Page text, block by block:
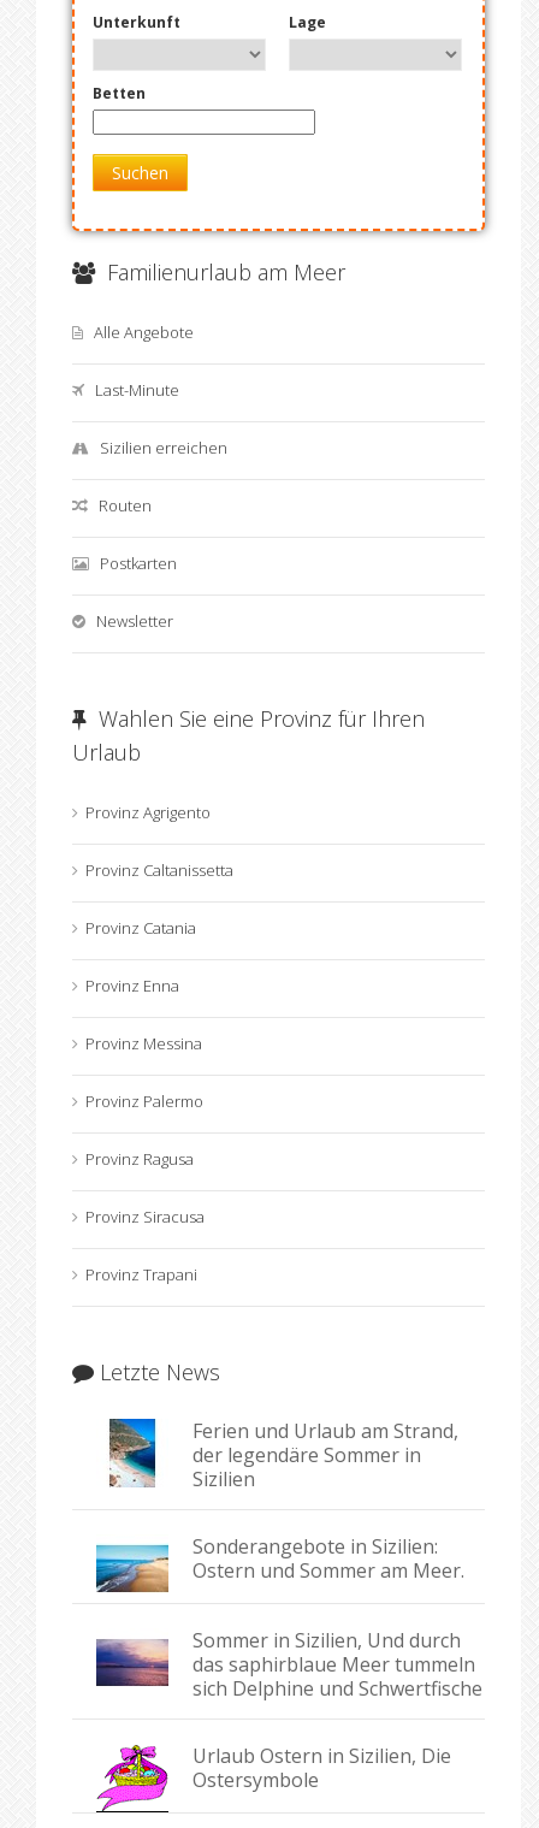
Unterkunft Lage
Betten
Suchen
Familienurlaub am Meer
Alle Angebote
Last-Minute
Sizilien erreichen
Routen
Postkarten
Newsletter
Wahlen Sie eine Provinz für Ihren
Urlaub
Provinz Agrigento
Provinz Caltanissetta
Provinz Catania
Provinz Enna
Provinz Messina
Provinz Palermo
Provinz Ragusa
Provinz Siracusa
Provinz Trapani
Letzte News
Ferien und Urlaub am Strand,
der legendäre Sommer in
Sizilien
Sonderangebote in Sizilien:
Ostern und Sommer am Meer.
Sommer in Sizilien, Und durch
das saphirblaue Meer tummeln
sich Delphine und Schwertfische
Urlaub Ostern in Sizilien, Die
Ostersymbole